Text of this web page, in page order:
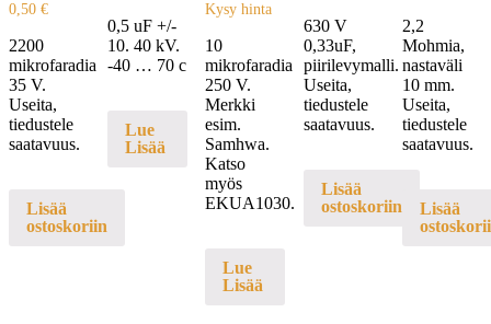
0,50 €
2200
mikrofaradia
35 V.
Useita,
tiedustele
saatavuus.
Lisää
ostoskoriin
0,5 uF +/-
10. 40 kV.
-40 … 70 c
Lue
Lisää
Kysy hinta
10
mikrofaradia
250 V.
Merkki
esim.
Samhwa.
Katso
myös
EKUA1030.
Lue
Lisää
630 V
0,33uF,
piirilevymalli.
Useita,
tiedustele
saatavuus.
Lisää
ostoskoriin
2,2
Mohmia,
nastaväli
10 mm.
Useita,
tiedustele
saatavuus.
Lisää